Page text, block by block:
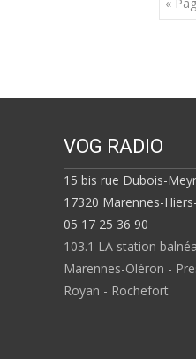
Posts
VOG RADIO
15 bis rue Dubois-
17320 Marennes-
05 17 25 36 90
103.1 LA station
Marennes-Oléron -
Royan - Rochefort